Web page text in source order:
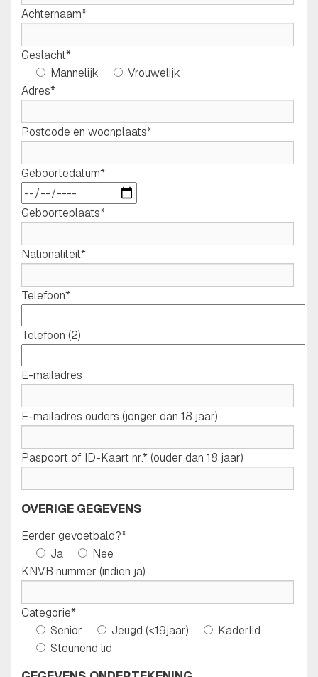
Achternaam*
Geslacht*
Mannelijk
Vrouwelijk
Adres*
Postcode en woonplaats*
Geboortedatum*
Geboorteplaats*
Nationaliteit*
Telefoon*
Telefoon (2)
E-mailadres
E-mailadres ouders (jonger dan 18 jaar)
Paspoort of ID-Kaart nr.* (ouder dan 18 jaar)
OVERIGE GEGEVENS
Eerder gevoetbald?*
Ja
Nee
KNVB nummer (indien ja)
Categorie*
Senior
Jeugd (<19jaar)
Kaderlid
Steunend lid